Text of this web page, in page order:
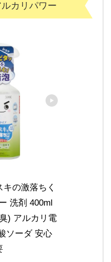
カリパワー
の激落ちく
洗剤 400ml
) アルカリ電
ソーダ 安心